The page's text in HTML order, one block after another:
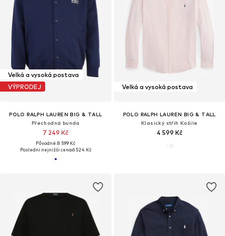
Velká a vysoká postava
VÝPRODEJ
POLO RALPH LAUREN BIG & TALL
Přechodná bunda
7 249 Kč
Původně: 8 599 Kč
Poslední nejnižší cena:6 524 Kč
Velká a vysoká postava
POLO RALPH LAUREN BIG & TALL
Klasický střih Košile
4 599 Kč